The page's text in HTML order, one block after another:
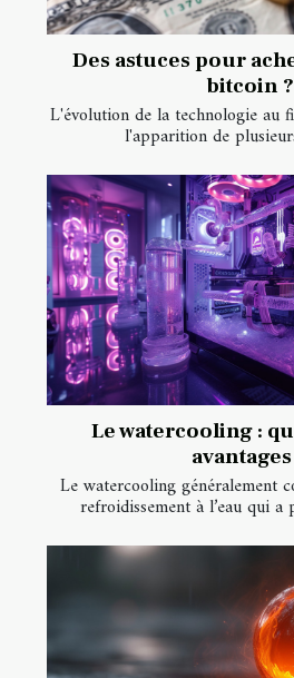
Des astuces pour
bitcoin ?
L'évolution de la technologie au
l'apparition de
Le watercooling :
avantages
Le watercooling généralement
refroidissement à l’eau qui